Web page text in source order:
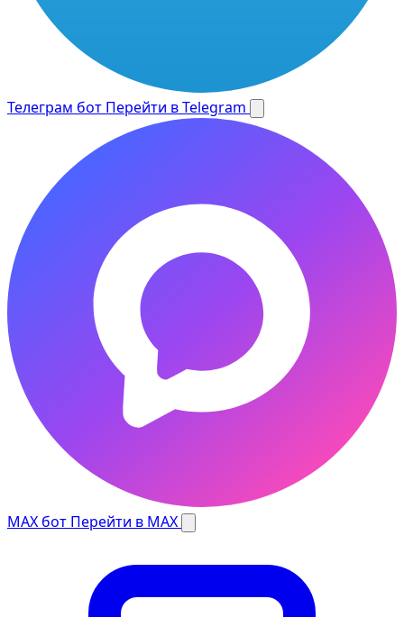
Телеграм бот Перейти в Telegram
MAX бот Перейти в MAX